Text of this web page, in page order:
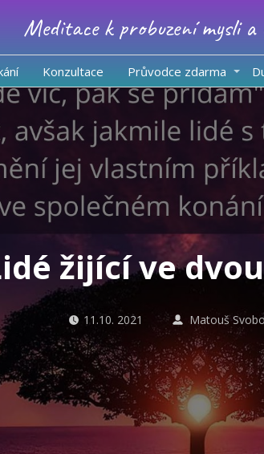
Meditace k probuzení mysli
Konzultace Průvodce zdarma
žijící ve
11.10. 2021 Matouš